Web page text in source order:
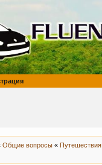
Общие вопросы « Путешествия